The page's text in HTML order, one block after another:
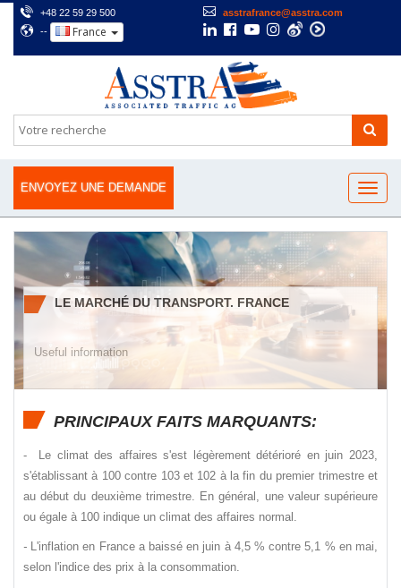
+48 22 59 29 500
asstrafrance@asstra.com
--
France
ENVOYEZ UNE DEMANDE
LE MARCHÉ DU TRANSPORT. FRANCE
Useful information
PRINCIPAUX FAITS MARQUANTS:
- Le climat des affaires s'est légèrement détérioré en juin 2023,
s'établissant à 100 contre 103 et 102 à la fin du premier trimestre et
au début du deuxième trimestre. En général, une valeur supérieure
ou égale à 100 indique un climat des affaires normal.
-
L'inflation en France a baissé en juin à 4,5 % contre 5,1 % en mai,
selon l'indice des prix à la consommation.